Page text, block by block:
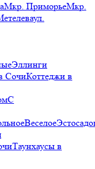
Мкр. ПриморьеМкр.
ул.
Эллинги
СочиКоттеджи в
С
Веселое
Таунхаусы в